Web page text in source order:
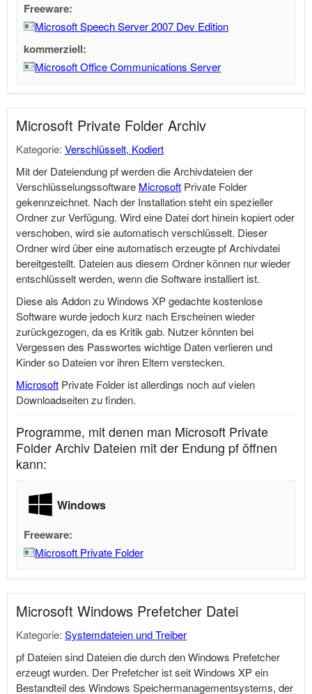
Freeware:
Microsoft Speech Server 2007 Dev Edition
kommerziell:
Microsoft Office Communications Server
Microsoft Private Folder Archiv
Kategorie: Verschlüsselt, Kodiert
Mit der Dateiendung pf werden die Archivdateien der
Verschlüsselungssoftware Microsoft Private Folder
gekennzeichnet. Nach der Installation steht ein spezieller
Ordner zur Verfügung. Wird eine Datei dort hinein kopiert oder
verschoben, wird sie automatisch verschlüsselt. Dieser
Ordner wird über eine automatisch erzeugte pf Archivdatei
bereitgestellt. Dateien aus diesem Ordner können nur wieder
entschlüsselt werden, wenn die Software installiert ist.
Diese als Addon zu Windows XP gedachte kostenlose
Software wurde jedoch kurz nach Erscheinen wieder
zurückgezogen, da es Kritik gab. Nutzer könnten bei
Vergessen des Passwortes wichtige Daten verlieren und
Kinder so Dateien vor ihren Eltern verstecken.
Microsoft Private Folder ist allerdings noch auf vielen
Downloadseiten zu finden.
Programme, mit denen man Microsoft Private
Folder Archiv Dateien mit der Endung pf öffnen
kann:
Windows
Freeware:
Microsoft Private Folder
Microsoft Windows Prefetcher Datei
Kategorie: Systemdateien und Treiber
pf Dateien sind Dateien die durch den Windows Prefetcher
erzeugt wurden. Der Prefetcher ist seit Windows XP ein
Bestandteil des Windows Speichermanagementsystems, der